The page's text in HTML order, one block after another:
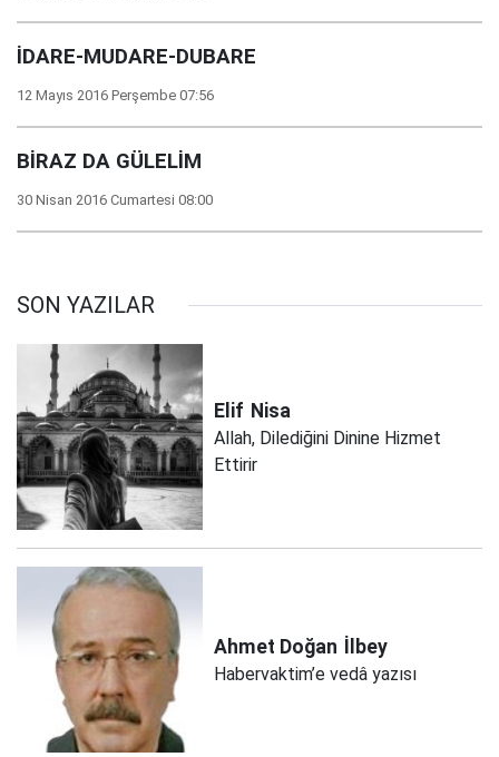
İDARE-MUDARE-DUBARE
12 Mayıs 2016 Perşembe 07:56
BİRAZ DA GÜLELİM
30 Nisan 2016 Cumartesi 08:00
SON YAZILAR
Elif Nisa
Allah, Dilediğini Dinine Hizmet
Ettirir
Ahmet Doğan İlbey
Habervaktim’e vedâ yazısı